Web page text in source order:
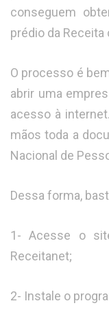
conseguem
prédio da
O processo é
abrir uma
acesso à
mãos toda a
Nacional de
Dessa forma,
1- Acesse o
Receitanet;
2- Instale o